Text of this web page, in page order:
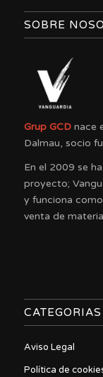
SOBRE
Grup GCDnace
Dalmau, socio
En el 2009 se
proyecto;
y funciona
venta de
CATEGORIAS
Aviso Legal
Política de